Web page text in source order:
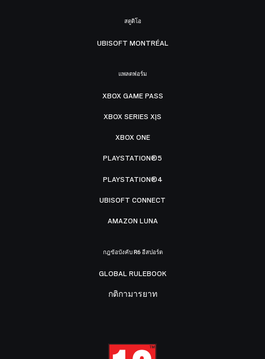
สตูดิโอ
UBISOFT MONTRÉAL
แพลตฟอร์ม
XBOX GAME PASS
XBOX SERIES X|S
XBOX ONE
PLAYSTATION®5
PLAYSTATION®4
UBISOFT CONNECT
AMAZON LUNA
กฎข้อบังคับ R6 อีสปอร์ต
GLOBAL RULEBOOK
กติกามารยาท